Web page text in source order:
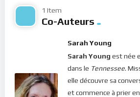
de matière et que c’est par cette âme
faisons tout : aimer, penser, parler,
l’influx continuel du Divin Amour. C’est
Dieu qui fait battre notre coeur ! C’est
dans la Parole : « Je suis le cep, vous
qui demeure en moi et en qui je
fruit, car sans moi vous ne pouvez rien
1 Item
Co-Auteurs
Sarah Young
Sarah Young est née
dans le Tennessee.
elle découvre sa
et commence à prier